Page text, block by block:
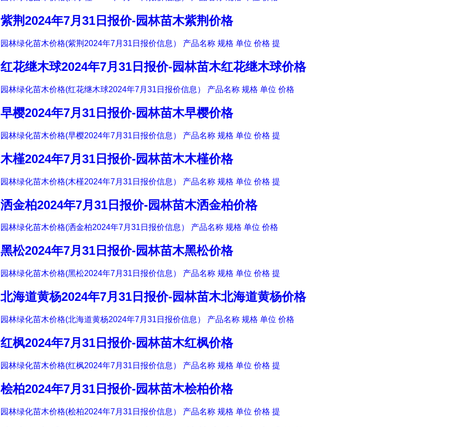
紫荆2024年7月31日报价-园林苗木紫荆价格
园林绿化苗木价格(紫荆2024年7月31日报价信息） 产品名称 规格 单位 价格 提
红花继木球2024年7月31日报价-园林苗木红花继木球价格
园林绿化苗木价格(红花继木球2024年7月31日报价信息） 产品名称 规格 单位 价格
早樱2024年7月31日报价-园林苗木早樱价格
园林绿化苗木价格(早樱2024年7月31日报价信息） 产品名称 规格 单位 价格 提
木槿2024年7月31日报价-园林苗木木槿价格
园林绿化苗木价格(木槿2024年7月31日报价信息） 产品名称 规格 单位 价格 提
洒金柏2024年7月31日报价-园林苗木洒金柏价格
园林绿化苗木价格(洒金柏2024年7月31日报价信息） 产品名称 规格 单位 价格
黑松2024年7月31日报价-园林苗木黑松价格
园林绿化苗木价格(黑松2024年7月31日报价信息） 产品名称 规格 单位 价格 提
北海道黄杨2024年7月31日报价-园林苗木北海道黄杨价格
园林绿化苗木价格(北海道黄杨2024年7月31日报价信息） 产品名称 规格 单位 价格
红枫2024年7月31日报价-园林苗木红枫价格
园林绿化苗木价格(红枫2024年7月31日报价信息） 产品名称 规格 单位 价格 提
桧柏2024年7月31日报价-园林苗木桧柏价格
园林绿化苗木价格(桧柏2024年7月31日报价信息） 产品名称 规格 单位 价格 提